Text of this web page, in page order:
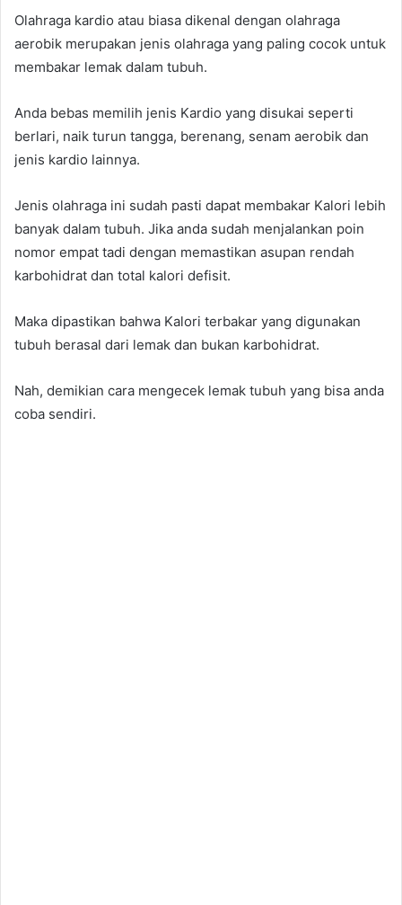
Olahraga kardio atau biasa dikenal dengan olahraga
aerobik merupakan jenis olahraga yang paling cocok untuk
membakar lemak dalam tubuh.
Anda bebas memilih jenis Kardio yang disukai seperti
berlari, naik turun tangga, berenang, senam aerobik dan
jenis kardio lainnya.
Jenis olahraga ini sudah pasti dapat membakar Kalori lebih
banyak dalam tubuh. Jika anda sudah menjalankan poin
nomor empat tadi dengan memastikan asupan rendah
karbohidrat dan total kalori defisit.
Maka dipastikan bahwa Kalori terbakar yang digunakan
tubuh berasal dari lemak dan bukan karbohidrat.
Nah, demikian cara mengecek lemak tubuh yang bisa anda
coba sendiri.